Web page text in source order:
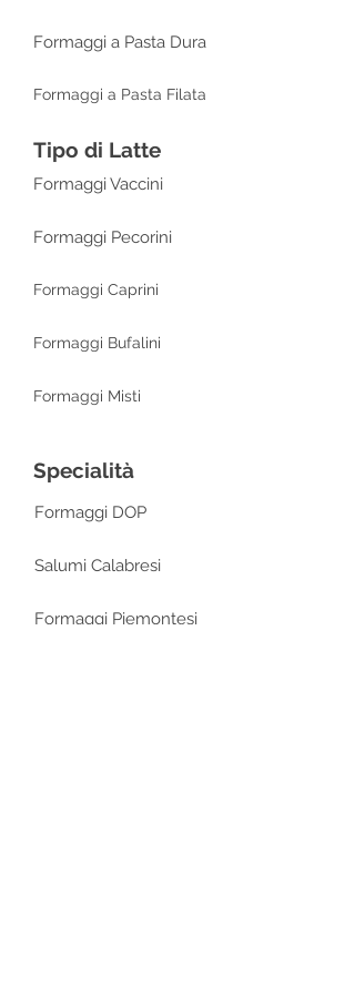
Formaggi a Pasta Dura
Formaggi a Pasta Filata
Tipo di Latte
Formaggi Vaccini
Formaggi Pecorini
Formaggi Caprini
Formaggi Bufalini
Formaggi Misti
Specialità
Formaggi DOP
Salumi Calabresi
Formaggi Piemontesi